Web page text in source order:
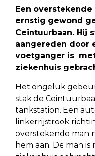
Een
ernstig gewond
Ceintuurbaan. Hij
aangereden door
voetganger is
ziekenhuis
Het ongeluk
stak de
tankstation. Een
linkerrijstrook
overstekende man
hem aan. De man